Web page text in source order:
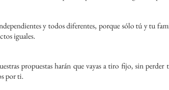
y todos diferentes, porque sólo tú y tu
iguales.
propuestas harán que vayas a tiro fijo, sin perder
por ti.